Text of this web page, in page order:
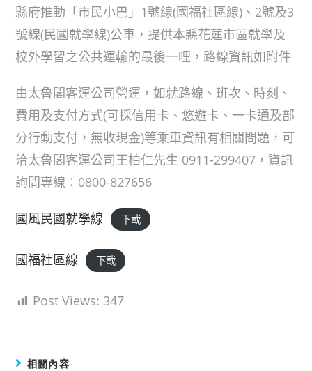
縣府推動「市民小巴」1號線(國福社區線)、2號及3
號線(民國就學線)公車，提供本縣花蓮市區就學及
校外學習之公共運輸的最後一哩，路線資訊如附件
由太魯閣客運公司營運，如就路線、班次、時刻、
費用及支付方式(可採信用卡、悠遊卡、一卡通及部
分行動支付，無收現金)等乘車資訊有相關問題，可
洽太魯閣客運公司王柏仁先生 0911-299407，資訊
詢問專線：0800-827656
國風民國就學線 下載
國福社區線 下載
Post Views: 347
相關內容